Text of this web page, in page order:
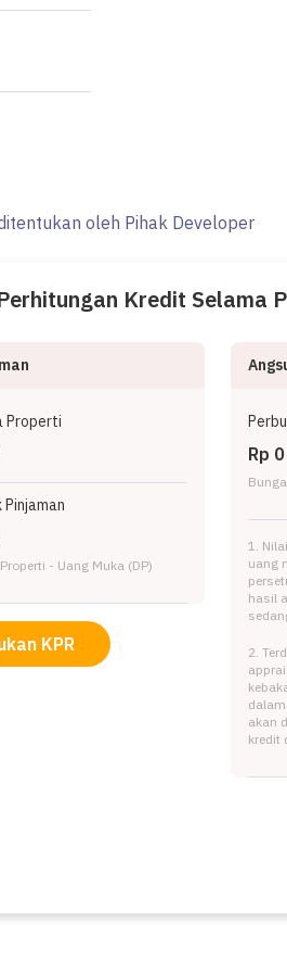
oleh Pihak Developer
Kredit Selama
Properti
Pinjaman
- Uang Muka (DP)
KPR
Rp 0
1.
uang
hasil
2.
akan
kredit